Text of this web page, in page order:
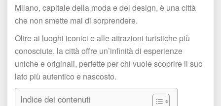
Milano, capitale della moda e del design, è una città
che non smette mai di sorprendere.
Oltre ai luoghi iconici e alle attrazioni turistiche più
conosciute, la città offre un’infinità di esperienze
uniche e originali, perfette per chi vuole scoprire il suo
lato più autentico e nascosto.
Indice dei contenuti